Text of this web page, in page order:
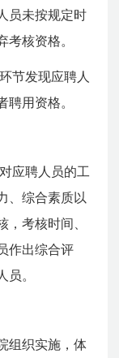
员未按规定时
考核资格。
节发现应聘人
聘用资格。
应聘人员的工
、综合素质以
，考核时间、
作出综合评
员。
组织实施，体